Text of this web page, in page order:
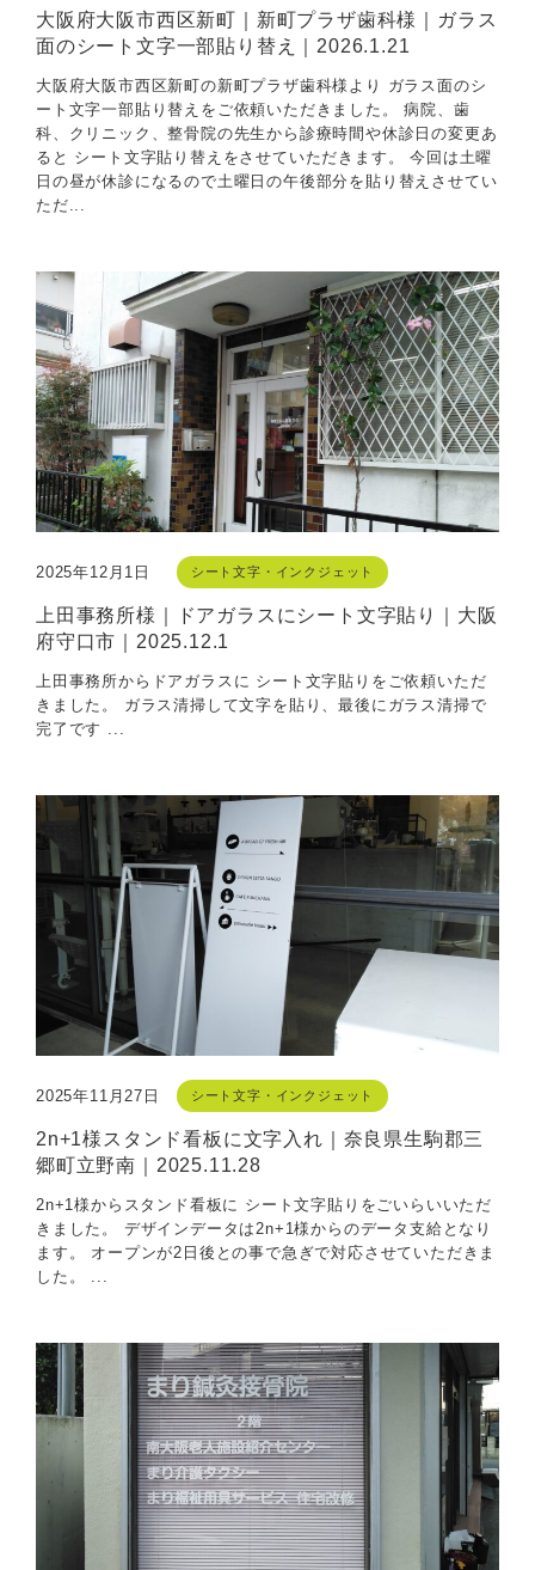
大阪府大阪市西区新町｜新町プラザ歯科様｜ガラス
面のシート文字一部貼り替え｜2026.1.21
大阪府大阪市西区新町の新町プラザ歯科様より ガラス面のシ
ート文字一部貼り替えをご依頼いただきました。 病院、歯
科、クリニック、整骨院の先生から診療時間や休診日の変更あ
ると シート文字貼り替えをさせていただきます。 今回は土曜
日の昼が休診になるので土曜日の午後部分を貼り替えさせてい
ただ...
2025年12月1日 シート文字・インクジェット
上田事務所様｜ドアガラスにシート文字貼り｜大阪
府守口市｜2025.12.1
上田事務所からドアガラスに シート文字貼りをご依頼いただ
きました。 ガラス清掃して文字を貼り、最後にガラス清掃で
完了です ...
2025年11月27日 シート文字・インクジェット
2n+1様スタンド看板に文字入れ｜奈良県生駒郡三
郷町立野南｜2025.11.28
2n+1様からスタンド看板に シート文字貼りをごいらいいただ
きました。 デザインデータは2n+1様からのデータ支給となり
ます。 オープンが2日後との事で急ぎで対応させていただきま
した。 ...